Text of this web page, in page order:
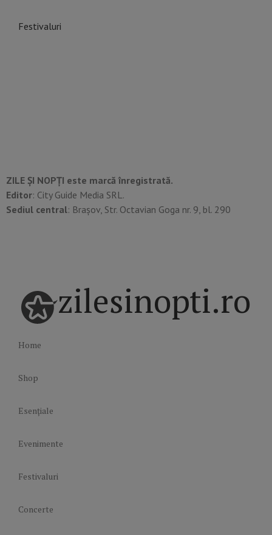
Festivaluri
ZILE ȘI NOPȚI este marcă înregistrată.
Editor: City Guide Media SRL.
Sediul central: Brașov, Str. Octavian Goga nr. 9, bl. 290
zilesinopti.ro
Home
Shop
Esențiale
Evenimente
Festivaluri
Concerte